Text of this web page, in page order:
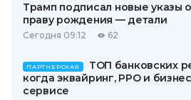
Трамп подписал новые указы
праву рождения — детали
Сегодня 09:12 62
ПАРТНЕРСКАЯ
ТОП банковских
когда эквайринг, РРО и
сервисе